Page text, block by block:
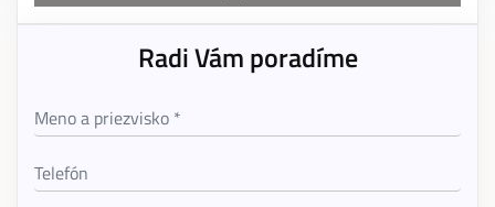
Radi Vám poradíme